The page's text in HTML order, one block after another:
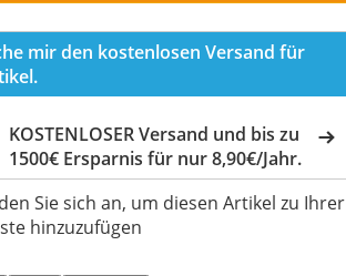
mir den kostenlosen Versand für
KOSTENLOSER Versand und bis zu
1500€ Ersparnis für nur 8,90€/Jahr.
Sie sich an, um diesen Artikel zu Ihrer
hinzuzufügen